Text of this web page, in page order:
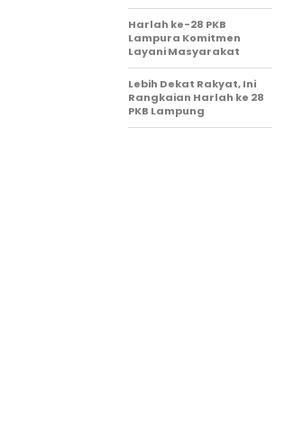
Harlah ke-28 PKB
Lampura Komitmen
Layani Masyarakat
Lebih Dekat Rakyat, Ini
Rangkaian Harlah ke 28
PKB Lampung